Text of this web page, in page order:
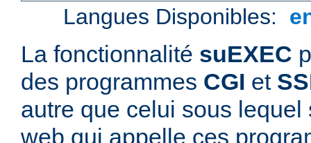
Langues Disponibles:
La fonctionnalité suEXEC
des programmes CGI et
autre que celui sous
web qui appelle ces